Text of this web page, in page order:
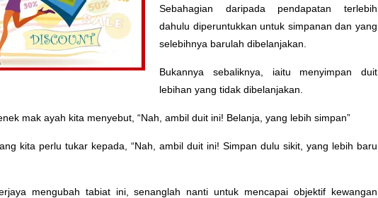
Sebahagian daripada pendapatan terlebih
dahulu diperuntukkan untuk simpanan dan yang
selebihnya barulah dibelanjakan.
Bukannya sebaliknya, iaitu menyimpan duit
lebihan yang tidak dibelanjakan.
mak ayah kita menyebut, “Nah, ambil duit ini! Belanja, yang lebih simpan”
kita perlu tukar kepada, “Nah, ambil duit ini! Simpan dulu sikit, yang lebih baru
mengubah tabiat ini, senanglah nanti untuk mencapai objektif kewangan